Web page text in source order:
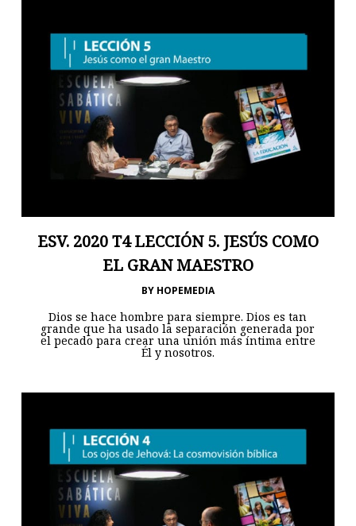
ESV. 2020 T4 LECCIÓN 5. JESÚS COMO
EL GRAN MAESTRO
BY HOPEMEDIA
Dios se hace hombre para siempre. Dios es tan
grande que ha usado la separación generada por
el pecado para crear una unión más íntima entre
Él y nosotros.